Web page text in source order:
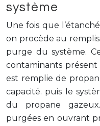
système
Une fois que
on procède au
purge du système.
contaminants présent
est remplie de
capacité. puis le
du propane
purgées en ouvrant